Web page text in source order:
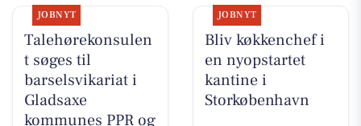
JOBNYT
Talehørekonsulen
t søges til
barselsvikariat i
Gladsaxe
kommunes PPR og
JOBNYT
Bliv køkkenchef i
en nyopstartet
kantine i
Storkøbenhavn